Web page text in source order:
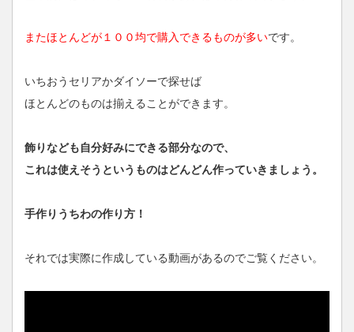
またほとんどが１００均で購入できるものが多いです。
いちおうセリアかダイソーで探せば
ほとんどのものは揃えることができます。
飾りなども自分好みにできる部分なので、
これは使えそうというものはどんどん作っていきましょう。
手作りうちわの作り方！
それでは実際に作成している動画があるのでご覧ください。